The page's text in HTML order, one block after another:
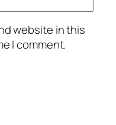
website in this
I comment.